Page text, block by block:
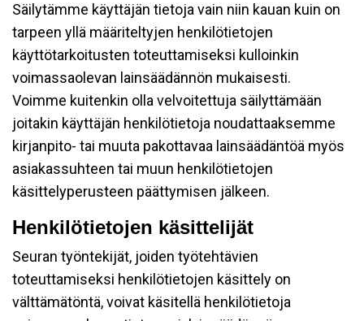
Säilytämme käyttäjän tietoja vain niin kauan kuin on
tarpeen yllä määriteltyjen henkilötietojen
käyttötarkoitusten toteuttamiseksi kulloinkin
voimassaolevan lainsäädännön mukaisesti.
Voimme kuitenkin olla velvoitettuja säilyttämään
joitakin käyttäjän henkilötietoja noudattaaksemme
kirjanpito- tai muuta pakottavaa lainsäädäntöä myös
asiakassuhteen tai muun henkilötietojen
käsittelyperusteen päättymisen jälkeen.
Henkilötietojen käsittelijät
Seuran työntekijät, joiden työtehtävien
toteuttamiseksi henkilötietojen käsittely on
välttämätöntä, voivat käsitellä henkilötietoja